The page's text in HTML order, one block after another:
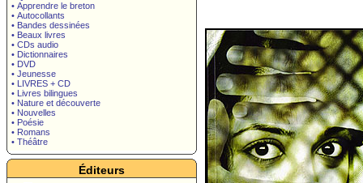
• Apprendre le breton
• Autocollants
• Bandes dessinées
• Beaux livres
• CDs audio
• Dictionnaires
• DVD
• Jeunesse
• LIVRES + CD
• Livres bilingues
• Nature et découverte
• Nouvelles
• Poésie
• Romans
• Théâtre
Éditeurs